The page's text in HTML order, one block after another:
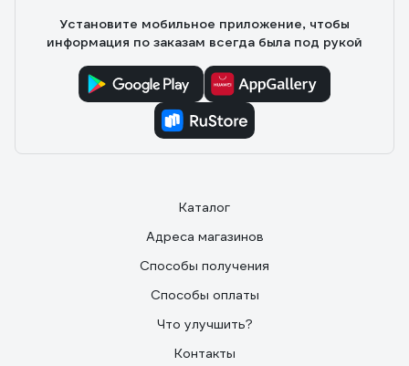
Установите мобильное приложение, чтобы
информация по заказам всегда была под рукой
Каталог
Адреса магазинов
Способы получения
Способы оплаты
Что улучшить?
Контакты